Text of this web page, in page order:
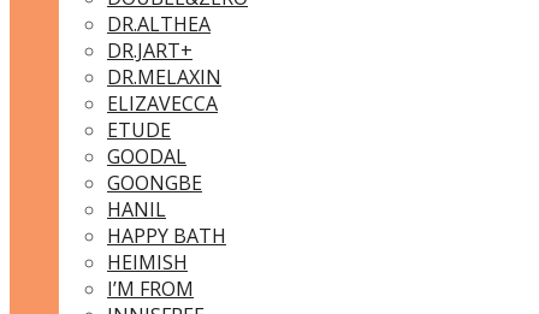
DR.ALTHEA
DR.JART+
DR.MELAXIN
ELIZAVECCA
ETUDE
GOODAL
GOONGBE
HANIL
HAPPY BATH
HEIMISH
I’M FROM